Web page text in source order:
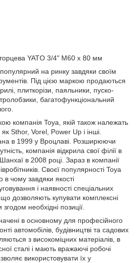
YATO 3/4" М60 х 80 мм
на ринку завдяки своїм
Під цією маркою продаються
плиткорізи, паяльники, пуско-
багатофункціональний
компанія Toya, якій також належать
Sthor, Vorel, Power Up і інші.
в 1999 у Вроцлаві. Розширюючи
компанія відкрила свої філії в
в 2008 році. Зараз в компанії
Своєї популярності Toya
в чому завдяки якості
і наявності спеціальних
дозволяють купувати комплексні
необхідні позиції.
в основному для професійного
автомобілів, будівництві та садових
з високоміцних матеріалів, в
сталі і мають вражаючі робочі
використовувати їх у